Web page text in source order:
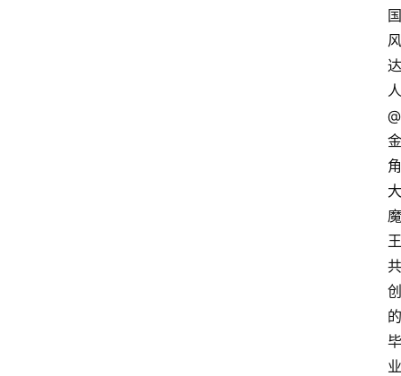
国
风
达
人
@
金
角
大
魔
王
共
创
的
毕
业